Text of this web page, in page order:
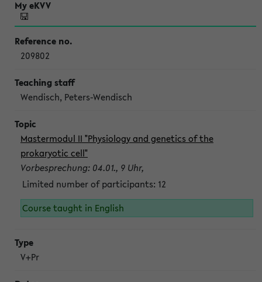
209802
Wendisch, Peters-Wendisch
Mastermodul II "Physiology and genetics of the
prokaryotic cell"
Vorbesprechung: 04.01., 9 Uhr,
Limited number of participants: 12
Course taught in English
V+Pr